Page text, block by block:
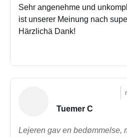
Sehr angenehme und
ist unserer Meinung nach
Härzlichä Dank!
Tuemer C
Lejeren gav en bedømmelse,